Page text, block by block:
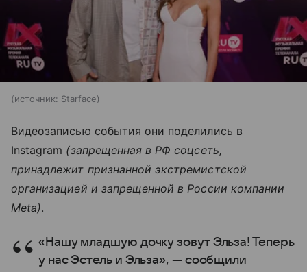
источник: Starface
Видеозаписью события они поделились в
Instagram (запрещенная в РФ соцсеть,
принадлежит признанной экстремистской
организацией и запрещенной в России компании
Meta).
«Нашу младшую дочку зовут Эльза! Теперь
у нас Эстель и Эльза», — сообщили